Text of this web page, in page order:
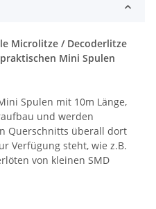
Microlitze / Decoderlitze
Mini Spulen
Spulen mit 10m Länge,
und werden
Querschnitts überall dort
Verfügung steht, wie z.B.
von kleinen SMD